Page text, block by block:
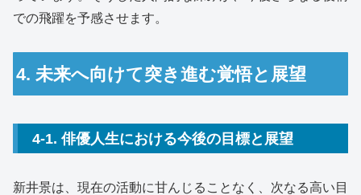
での飛躍を予感させます。
4. 未来へ向けて突き進む覚悟と展望
4-1. 俳優人生における今後の目標と展望
新井景は、現在の活動に甘んじることなく、次なる高い目